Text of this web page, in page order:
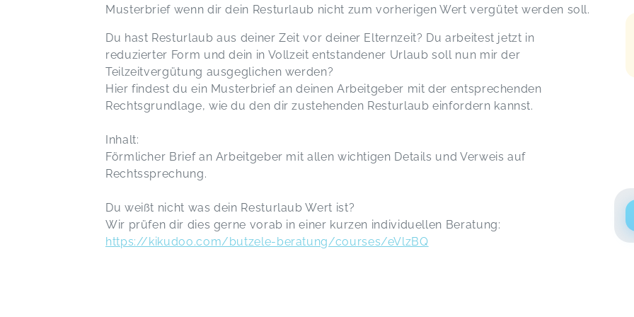
Musterbrief wenn dir dein Resturlaub nicht zum vorherigen Wert vergütet werden soll.
Du hast Resturlaub aus deiner Zeit vor deiner Elternzeit? Du arbeitest jetzt in
reduzierter Form und dein in Vollzeit entstandener Urlaub soll nun mir der
Teilzeitvergütung ausgeglichen werden?
Hier findest du ein Musterbrief an deinen Arbeitgeber mit der entsprechenden
Rechtsgrundlage, wie du den dir zustehenden Resturlaub einfordern kannst.
Inhalt:
Förmlicher Brief an Arbeitgeber mit allen wichtigen Details und Verweis auf
Rechtssprechung.
Du weißt nicht was dein Resturlaub Wert ist?
Wir prüfen dir dies gerne vorab in einer kurzen individuellen Beratung:
https://kikudoo.com/butzele-beratung/courses/eVlzBQ